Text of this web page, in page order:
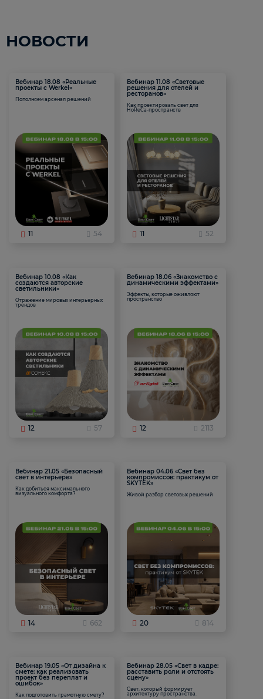
НОВОСТИ
Вебинар 18.08 «Реальные
проекты с Werkel»
Пополняем арсенал решений
11 54
Вебинар 11.08 «Световые
решения для отелей и
ресторанов»
Как проектировать свет для
HoReCa-пространств
11 52
Вебинар 10.08 «Как
создаются авторские
светильники»
Отражение мировых интерьерных
трендов
12 57
Вебинар 18.06 «Знакомство с
динамическими эффектами»
Эффекты, которые оживляют
пространство
12 2113
Вебинар 21.05 «Безопасный
свет в интерьере»
Как добиться максимального
визуального комфорта?
14 662
Вебинар 04.06 «Свет без
компромиссов: практикум от
SKYTEK»
Живой разбор световых решений
20 814
Вебинар 19.05 «От дизайна к
смете: как реализовать
проект без переплат и
ошибок»
Как подготовить грамотную смету?
Вебинар 28.05 «Свет в кадре:
расставить роли и отстоять
сцену»
Свет, который формирует
архитектуру пространства.